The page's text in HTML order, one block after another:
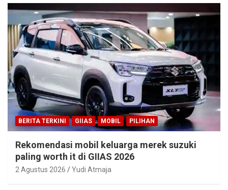
BERITA TERKINI GIIAS MOBIL PILIHAN
Rekomendasi mobil keluarga merek suzuki
paling worth it di GIIAS 2026
2 Agustus 2026 Yudi Atmaja